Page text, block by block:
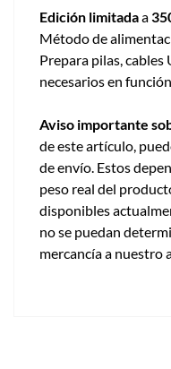
Edición limitadaa
Método de
Prepara pilas,
necesarios en
Aviso importante
de este artículo,
de envío. Estos
peso real del
disponibles
no se puedan
mercancía a nuestro